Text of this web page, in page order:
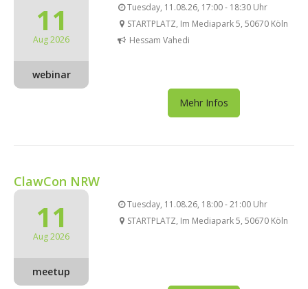
11
Aug 2026
webinar
Tuesday, 11.08.26, 17:00 - 18:30 Uhr
STARTPLATZ, Im Mediapark 5, 50670 Köln
Hessam Vahedi
Mehr Infos
ClawCon NRW
11
Aug 2026
meetup
Tuesday, 11.08.26, 18:00 - 21:00 Uhr
STARTPLATZ, Im Mediapark 5, 50670 Köln